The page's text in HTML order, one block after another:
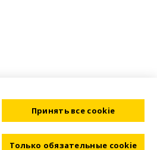
Принять все cookie
Только обязательные cookie